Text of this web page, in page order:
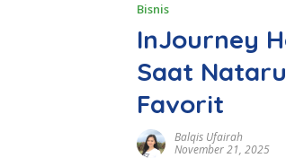
Bisnis
InJourney
Saat
Favorit
Balqis Ufairah
November 21, 2025